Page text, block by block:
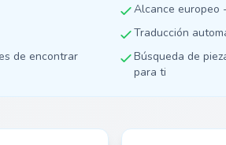
Alcance europeo
Traducción
de encontrar
Búsqueda de
para ti